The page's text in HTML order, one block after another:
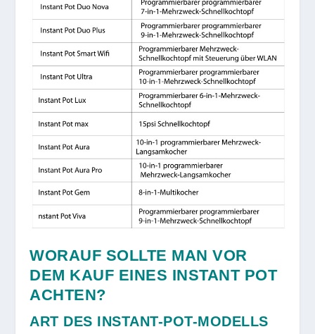
WORAUF SOLLTE MAN VOR
DEM KAUF EINES INSTANT POT
ACHTEN?
ART DES INSTANT-POT-MODELLS